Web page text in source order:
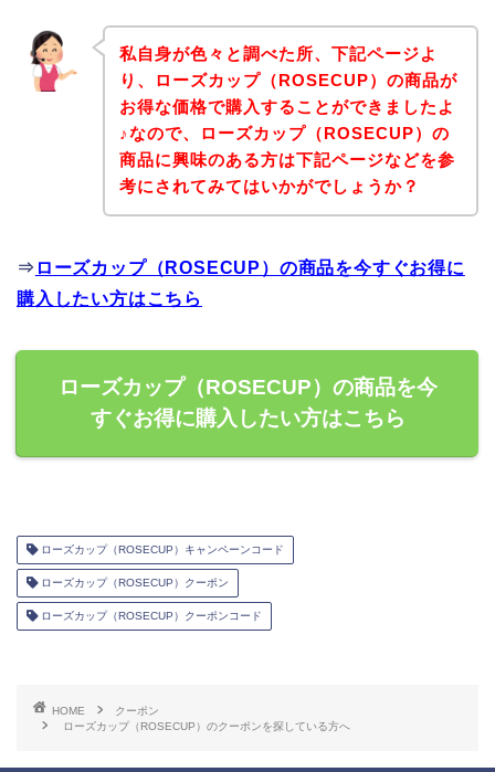
私自身が色々と調べた所、下記ページよ
り、ローズカップ（ROSECUP）の商品が
お得な価格で購入することができましたよ
♪なので、ローズカップ（ROSECUP）の
商品に興味のある方は下記ページなどを参
考にされてみてはいかがでしょうか？
⇒ ローズカップ（ROSECUP）の商品を今すぐお得に
購入したい方はこちら
ローズカップ（ROSECUP）の商品を今
すぐお得に購入したい方はこちら
ローズカップ（ROSECUP）キャンペーンコード
ローズカップ（ROSECUP）クーポン
ローズカップ（ROSECUP）クーポンコード
HOME
クーポン
ローズカップ（ROSECUP）のクーポンを探している方へ